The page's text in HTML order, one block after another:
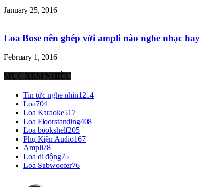
January 25, 2016
Loa Bose nên ghép với ampli nào nghe nhạc hay
February 1, 2016
MỤC XEM NHIỀU
Tin tức nghe nhìn1214
Loa704
Loa Karaoke517
Loa Floorstanding408
Loa bookshelf205
Phụ Kiện Audio167
Ampli78
Loa di động76
Loa Subwoofer76